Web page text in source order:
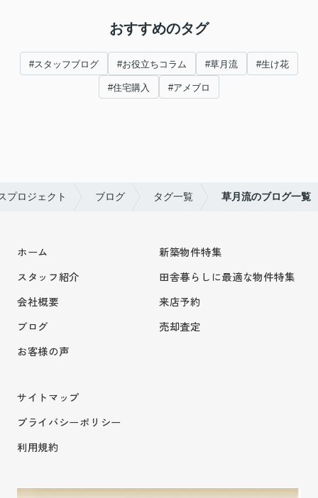
おすすめのタグ
#スタッフブログ #お役立ちコラム #草月流 #生け花
#住宅購入 #アメブロ
プロジェクト ブログ タグ一覧 草月流のブログ一覧
ホーム
スタッフ紹介
会社概要
ブログ
お客様の声
新築物件特集
田舎暮らしに最適な物件特集
来店予約
売却査定
サイトマップ
プライバシーポリシー
利用規約